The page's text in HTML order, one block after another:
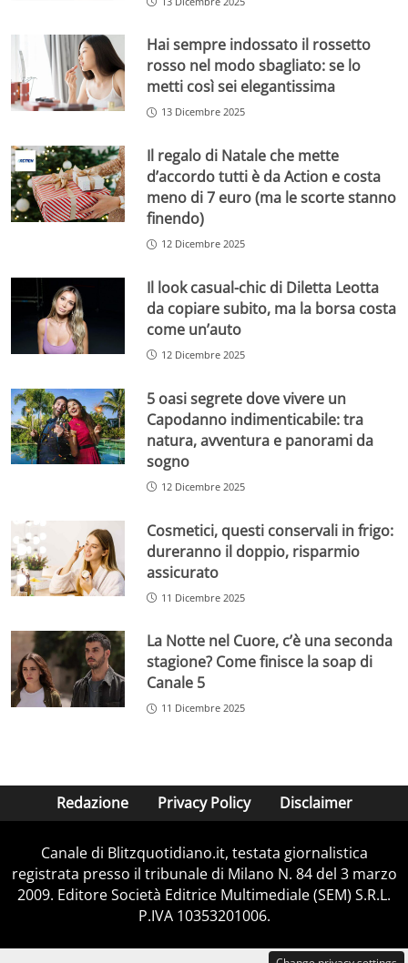
Hai sempre indossato il rossetto
rosso nel modo sbagliato: se lo
metti così sei elegantissima
13 Dicembre 2025
Il regalo di Natale che mette
d’accordo tutti è da Action e costa
meno di 7 euro (ma le scorte stanno
finendo)
12 Dicembre 2025
Il look casual-chic di Diletta Leotta
da copiare subito, ma la borsa costa
come un’auto
12 Dicembre 2025
5 oasi segrete dove vivere un
Capodanno indimenticabile: tra
natura, avventura e panorami da
sogno
12 Dicembre 2025
Cosmetici, questi conservali in frigo:
dureranno il doppio, risparmio
assicurato
11 Dicembre 2025
La Notte nel Cuore, c’è una seconda
stagione? Come finisce la soap di
Canale 5
11 Dicembre 2025
Redazione Privacy Policy Disclaimer
Canale di Blitzquotidiano.it, testata giornalistica
registrata presso il tribunale di Milano N. 84 del 3 marzo
2009. Editore Società Editrice Multimediale (SEM) S.R.L.
P.IVA 10353201006.